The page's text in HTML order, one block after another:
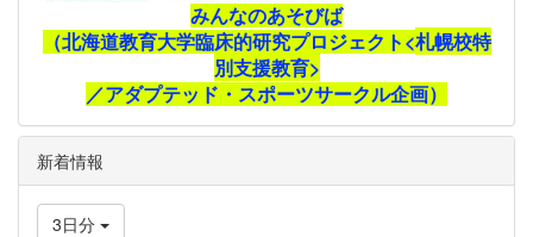
みんなのあそびば
（北海道教育大学臨床的研究プロジェクト<札幌校特
別支援教育>
／アダプテッド・スポーツサークル企画）
新着情報
3日分